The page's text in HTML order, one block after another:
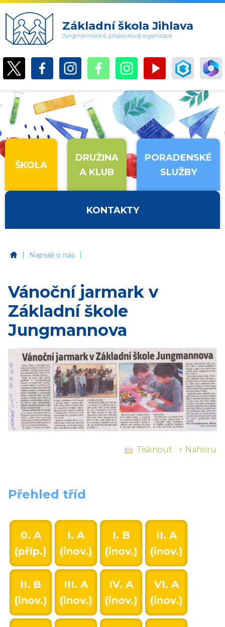
Základní škola Jihlava
Jungmannova 6, příspěvková organizace
ŠKOLA
DRUŽINA
A KLUB
PORADENSKÉ
SLUŽBY
KONTAKTY
Základní škola Jihlava, Jungmannova 6
| Napsali o nás |
Vánoční jarmark v
Základní škole
Jungmannova
Tisknout ↑ Nahoru
Přehled tříd
0. A
(příp.)
I. A
(inov.)
I. B
(inov.)
II. A
(inov.)
II. B
(inov.)
III. A
(inov.)
IV. A
(inov.)
VI. A
(inov.)